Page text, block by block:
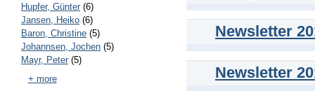
Hupfer, Günter (6)
Jansen, Heiko (6)
Baron, Christine (5)
Johannsen, Jochen (5)
Mayr, Peter (5)
+ more
Newsletter
Newsletter